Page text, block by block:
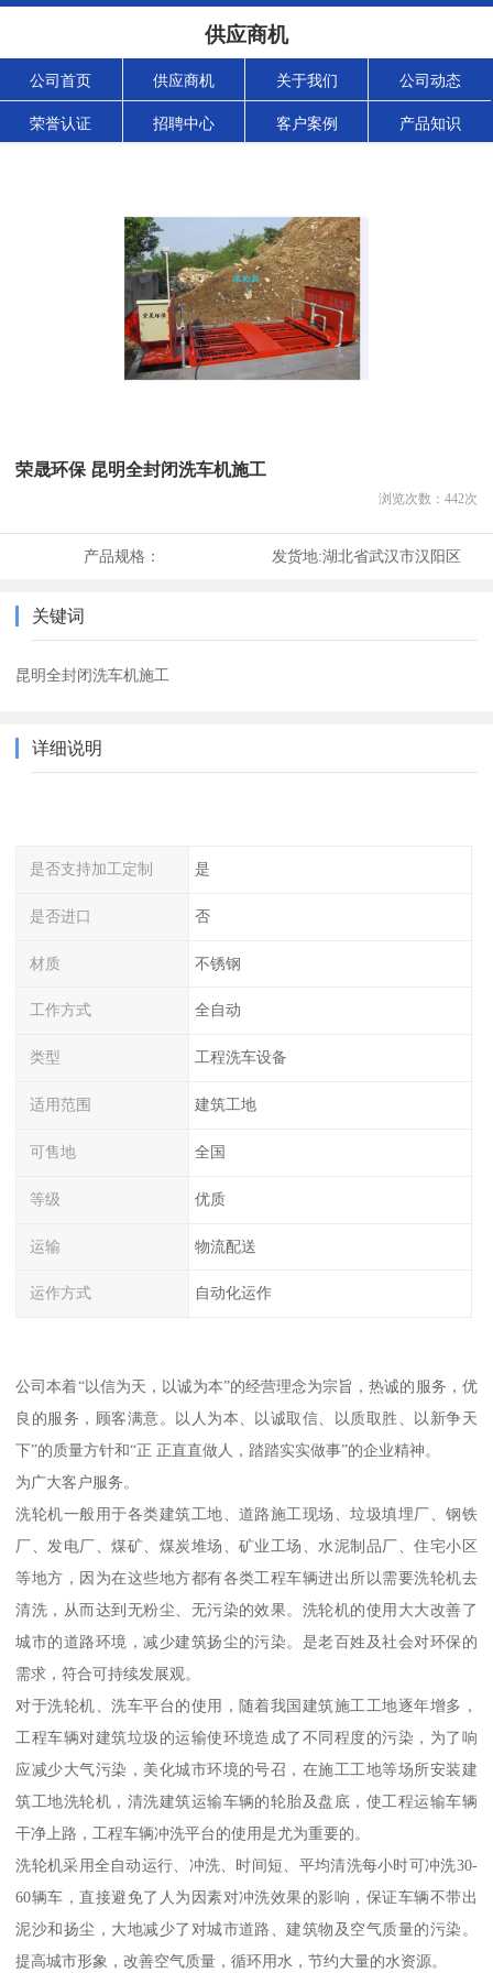
供应商机
公司首页 供应商机 关于我们 公司动态
荣誉认证 招聘中心 客户案例 产品知识
荣晟环保 昆明全封闭洗车机施工
浏览次数： 442次
产品规格： 发货地:湖北省武汉市汉阳区
关键词
昆明全封闭洗车机施工
详细说明
是否支持加工定制 是
是否进口 否
材质 不锈钢
工作方式 全自动
类型 工程洗车设备
适用范围 建筑工地
可售地 全国
等级 优质
运输 物流配送
运作方式 自动化运作
公司本着“以信为天，以诚为本”的经营理念为宗旨，热诚的服务，优
良的服务，顾客满意。以人为本、以诚取信、以质取胜、以新争天
下”的质量方针和“正 正直直做人，踏踏实实做事”的企业精神。
为广大客户服务。
洗轮机一般用于各类建筑工地、道路施工现场、垃圾填埋厂、钢铁
厂、发电厂、煤矿、煤炭堆场、矿业工场、水泥制品厂、住宅小区
等地方，因为在这些地方都有各类工程车辆进出所以需要洗轮机去
清洗，从而达到无粉尘、无污染的效果。洗轮机的使用大大改善了
城市的道路环境，减少建筑扬尘的污染。是老百姓及社会对环保的
需求，符合可持续发展观。
对于洗轮机、洗车平台的使用，随着我国建筑施工工地逐年增多，
工程车辆对建筑垃圾的运输使环境造成了不同程度的污染，为了响
应减少大气污染，美化城市环境的号召，在施工工地等场所安装建
筑工地洗轮机，清洗建筑运输车辆的轮胎及盘底，使工程运输车辆
干净上路，工程车辆冲洗平台的使用是尤为重要的。
洗轮机采用全自动运行、冲洗、时间短、平均清洗每小时可冲洗30-
60辆车，直接避免了人为因素对冲洗效果的影响，保证车辆不带出
泥沙和扬尘，大地减少了对城市道路、建筑物及空气质量的污染。
提高城市形象，改善空气质量，循环用水，节约大量的水资源。